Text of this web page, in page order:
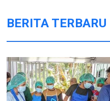
BERITA TERBARU